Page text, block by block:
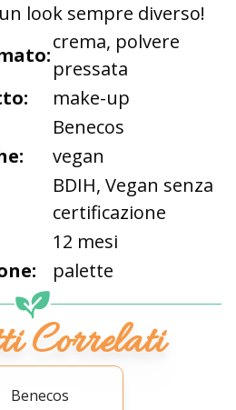
look sempre diverso!
crema, polvere
pressata
make-up
Benecos
vegan
BDIH, Vegan senza
certificazione
12 mesi
palette
Correlati